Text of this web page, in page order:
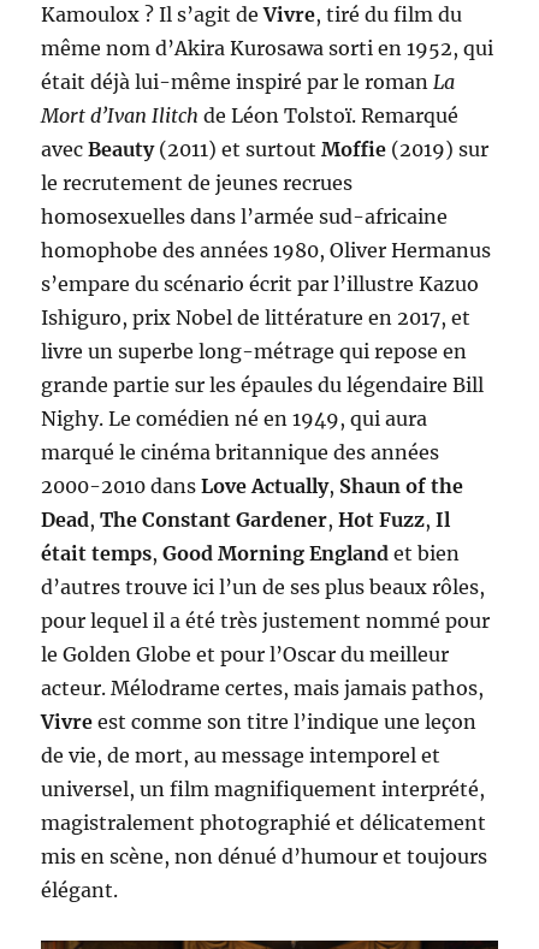
Kamoulox ? Il s’agit deVivre, tiré du film du
même nom d’Akira Kurosawa sorti en 1952, qui
était déjà lui-même inspiré par le roman La
Mort d’Ivan Ilitchde Léon Tolstoï. Remarqué
avecBeauty(2011) et surtoutMoffie (2019) sur
le recrutement de jeunes recrues
homosexuelles dans l’armée sud-africaine
homophobe des années 1980, Oliver Hermanus
s’empare du scénario écrit par l’illustre Kazuo
Ishiguro, prix Nobel de littérature en 2017, et
livre un superbe long-métrage qui repose en
grande partie sur les épaules du légendaire Bill
Nighy. Le comédien né en 1949, qui aura
marqué le cinéma britannique des années
2000-2010 dansLove Actually, Shaun of the
Dead,The Constant Gardener, Hot Fuzz,Il
était temps,Good Morning England et bien
d’autres trouve ici l’un de ses plus beaux rôles,
pour lequel il a été très justement nommé pour
le Golden Globe et pour l’Oscar du meilleur
acteur. Mélodrame certes, mais jamais pathos,
Vivre est comme son titre l’indique une leçon
de vie, de mort, au message intemporel et
universel, un film magnifiquement interprété,
magistralement photographié et délicatement
mis en scène, non dénué d’humour et toujours
élégant.